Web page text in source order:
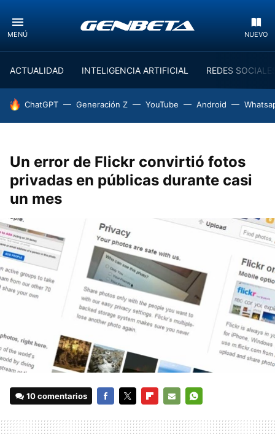
MENÚ NUEVO
ACTUALIDAD INTELIGENCIA ARTIFICIAL REDES
HOY SE HABLA DE
ChatGPT Generación Z YouTube Android
Un error de Flickr convirtió fotos
privadas en públicas durante casi
un mes
10 comentarios
MAIL